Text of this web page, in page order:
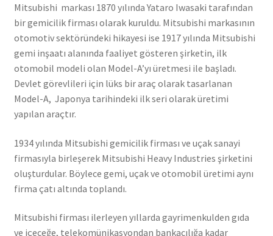
Mitsubishi markası 1870 yılında Yataro Iwasaki tarafından
bir gemicilik firması olarak kuruldu. Mitsubishi markasının
otomotiv sektöründeki hikayesi ise 1917 yılında Mitsubishi
gemi inşaatı alanında faaliyet gösteren şirketin, ilk
otomobil modeli olan Model-A’yı üretmesi ile başladı.
Devlet görevlileri için lüks bir araç olarak tasarlanan
Model-A, Japonya tarihindeki ilk seri olarak üretimi
yapılan araçtır.
1934 yılında Mitsubishi gemicilik firması ve uçak sanayi
firmasıyla birleşerek Mitsubishi Heavy Industries şirketini
oluşturdular. Böylece gemi, uçak ve otomobil üretimi aynı
firma çatı altında toplandı.
Mitsubishi firması ilerleyen yıllarda gayrimenkulden gıda
ve içeceğe, telekomünikasyondan bankacılığa kadar